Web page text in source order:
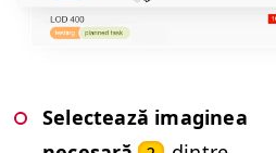
Selectează imag­inea